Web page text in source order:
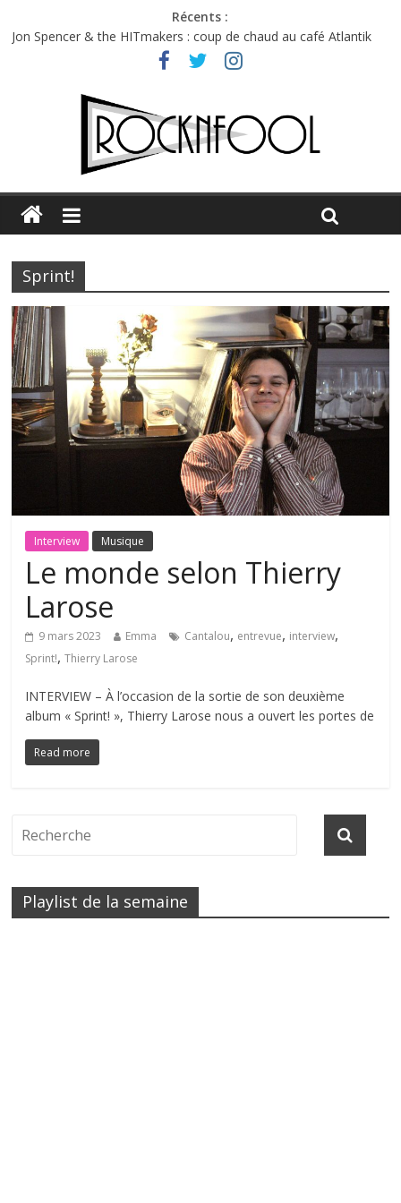
Récents :
Jon Spencer & the HITmakers : coup de chaud au café Atlantik
Hellfest 2026 vendredi : température et émotions en hausse
Hellfest 2026 jeudi : impossible de choisir entre chaleur et bonne
Première édition du Midgard Festival : entre bière, métal et
Charlie Puth à l’Olympia : la leçon de pop du Professeur Puth
Sprint!
Interview Musique
Le monde selon Thierry
Larose
9 mars 2023 Emma Cantalou, entrevue, interview,
Sprint!,Thierry Larose
INTERVIEW – À l’occasion de la sortie de son deuxième
album « Sprint! », Thierry Larose nous a ouvert les portes de
Read more
Playlist de la semaine